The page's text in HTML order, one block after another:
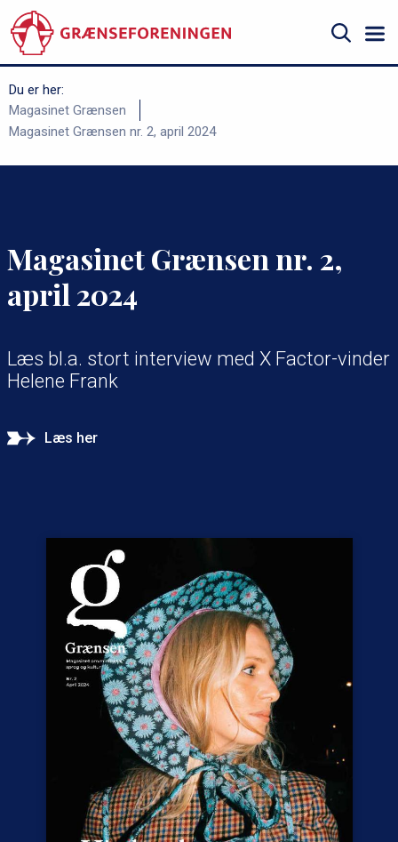
til
hovedindhold
Søg
Du er her:
Magasinet Grænsen
Magasinet Grænsen nr. 2, april 2024
Magasinet Grænsen nr. 2,
april 2024
Læs bl.a. stort interview med X Factor-vinder
Helene Frank
Læs her